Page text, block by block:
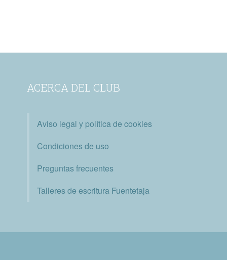
ACERCA DEL CLUB
Aviso legal y política de cookies
Condiciones de uso
Preguntas frecuentes
Talleres de escritura Fuentetaja